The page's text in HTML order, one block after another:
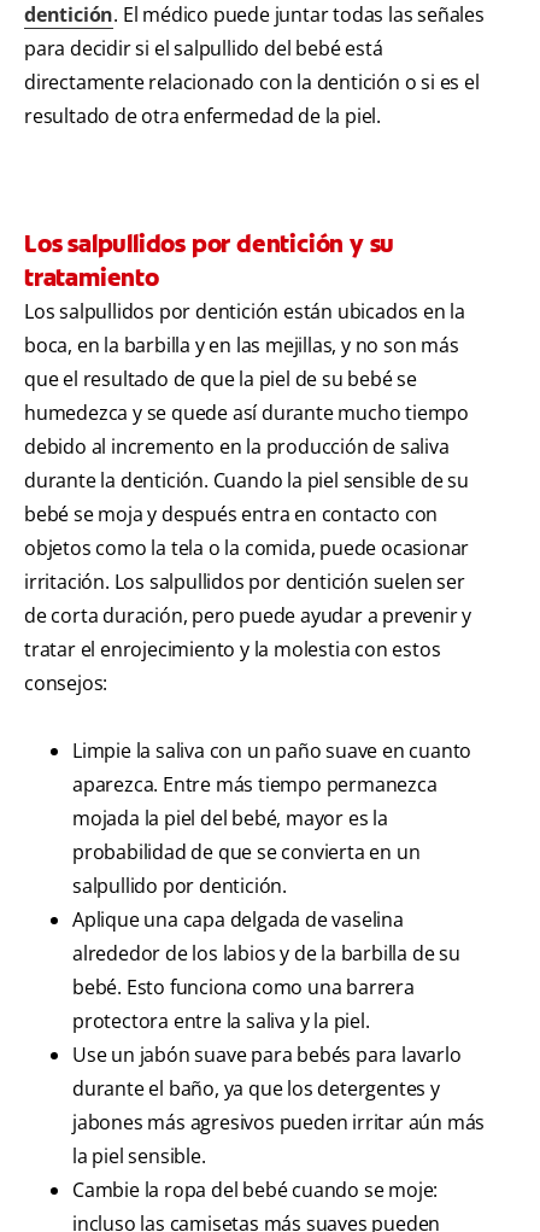
dentición. El médico puede juntar todas las señales
para decidir si el salpullido del bebé está
directamente relacionado con la dentición o si es el
resultado de otra enfermedad de la piel.
Los salpullidos por dentición y su
tratamiento
Los salpullidos por dentición están ubicados en la
boca, en la barbilla y en las mejillas, y no son más
que el resultado de que la piel de su bebé se
humedezca y se quede así durante mucho tiempo
debido al incremento en la producción de saliva
durante la dentición. Cuando la piel sensible de su
bebé se moja y después entra en contacto con
objetos como la tela o la comida, puede ocasionar
irritación. Los salpullidos por dentición suelen ser
de corta duración, pero puede ayudar a prevenir y
tratar el enrojecimiento y la molestia con estos
consejos:
Limpie la saliva con un paño suave en cuanto
aparezca. Entre más tiempo permanezca
mojada la piel del bebé, mayor es la
probabilidad de que se convierta en un
salpullido por dentición.
Aplique una capa delgada de vaselina
alrededor de los labios y de la barbilla de su
bebé. Esto funciona como una barrera
protectora entre la saliva y la piel.
Use un jabón suave para bebés para lavarlo
durante el baño, ya que los detergentes y
jabones más agresivos pueden irritar aún más
la piel sensible.
Cambie la ropa del bebé cuando se moje:
incluso las camisetas más suaves pueden